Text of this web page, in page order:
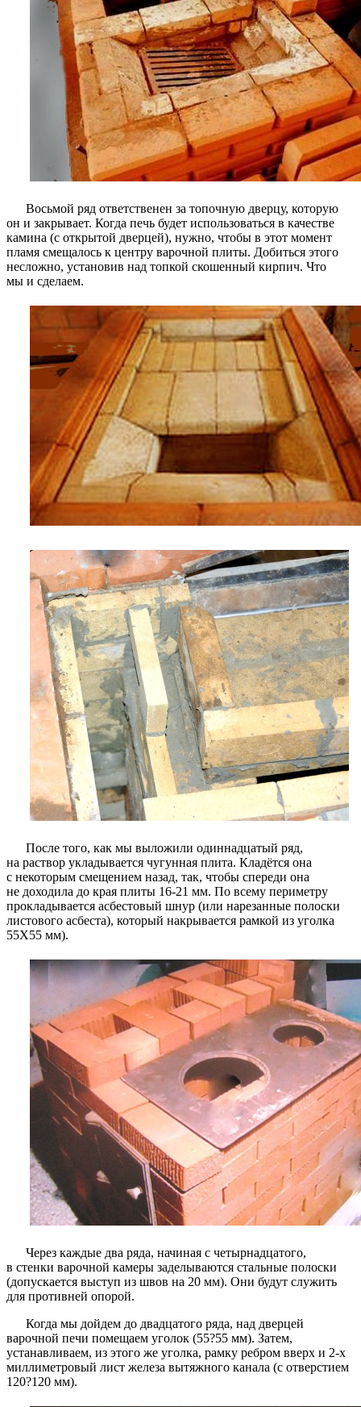
Восьмой ряд ответственен за топочную дверцу, которую
он и закрывает. Когда печь будет использоваться в качестве
камина (с открытой дверцей), нужно, чтобы в этот момент
пламя смещалось к центру варочной плиты. Добиться этого
несложно, установив над топкой скошенный кирпич. Что
мы и сделаем.
После того, как мы выложили одиннадцатый ряд,
на раствор укладывается чугунная плита. Кладётся она
с некоторым смещением назад, так, чтобы спереди она
не доходила до края плиты 16-21 мм. По всему периметру
прокладывается асбестовый шнур (или нарезанные полоски
листового асбеста), который накрывается рамкой из уголка
55Х55 мм).
Через каждые два ряда, начиная с четырнадцатого,
в стенки варочной камеры заделываются стальные полоски
(допускается выступ из швов на 20 мм). Они будут служить
для противней опорой.
Когда мы дойдем до двадцатого ряда, над дверцей
варочной печи помещаем уголок (55?55 мм). Затем,
устанавливаем, из этого же уголка, рамку ребром вверх и 2-х
миллиметровый лист железа вытяжного канала (с отверстием
120?120 мм).